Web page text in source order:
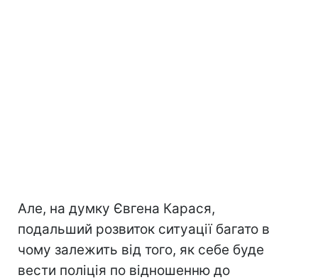
Але, на думку Євгена Карася,
подальший розвиток ситуації багато в
чому залежить від того, як себе буде
вести поліція по відношенню до